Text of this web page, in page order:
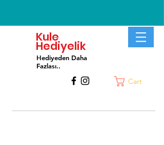
Kule
Hediyelik
Hediyeden Daha
Fazlası..
Cart